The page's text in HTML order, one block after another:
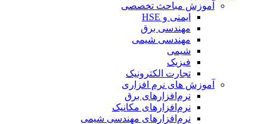
آموزش مباحث تخصصی
ایمنی و HSE
مهندسی برق
مهندسی شیمی
شیمی
فیزیک
تجارت الکترونیک
آموزش های نرم افزاری
نرم‌افزارهای برق
نرم‌افزارهای مکانیک
نرم‌افزارهای مهندسی شیمی